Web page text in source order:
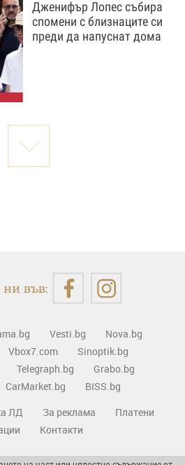
Дженифър Лопес събира
спомени с близнаците си
преди да напуснат дома
във:
Vesti.bg
Nova.bg
Vbox7.com
Sinoptik.bg
Telegraph.bg
Grabo.bg
CarMarket.bg
BISS.bg
ЛД За реклама
Платени
Контакти